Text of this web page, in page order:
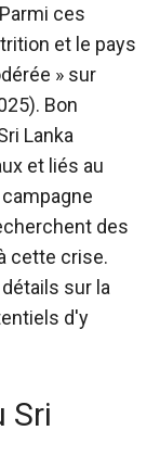
ces
et le pays
» sur
Bon
Lanka
et liés au
des
cette crise.
sur la
d'y
Sri